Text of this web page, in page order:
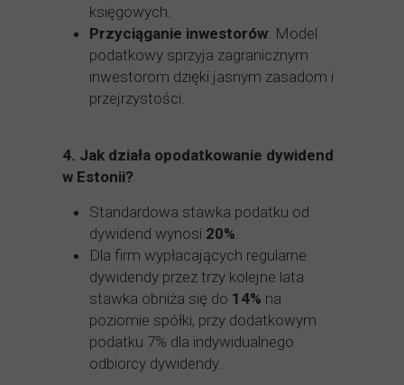
księgowych.
Przyciąganie inwestorów: Model
podatkowy sprzyja zagranicznym
inwestorom dzięki jasnym zasadom i
przejrzystości.
4. Jak działa opodatkowanie dywidend
w Estonii?
Standardowa stawka podatku od
dywidend wynosi 20%.
Dla firm wypłacających regularne
dywidendy przez trzy kolejne lata
stawka obniża się do 14% na
poziomie spółki, przy dodatkowym
podatku 7% dla indywidualnego
odbiorcy dywidendy.